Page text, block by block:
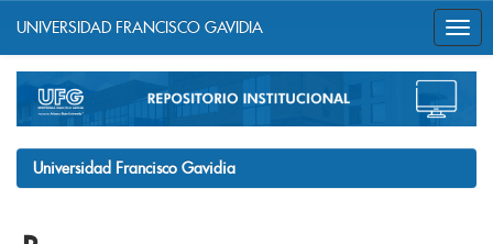
navigation
UNIVERSIDAD FRANCISCO GAVIDIA
Universidad Francisco Gavidia